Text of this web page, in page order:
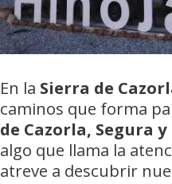
En la Sierra de
caminos que forma
de Cazorla, Segura
algo que llama la
atreve a descubrir